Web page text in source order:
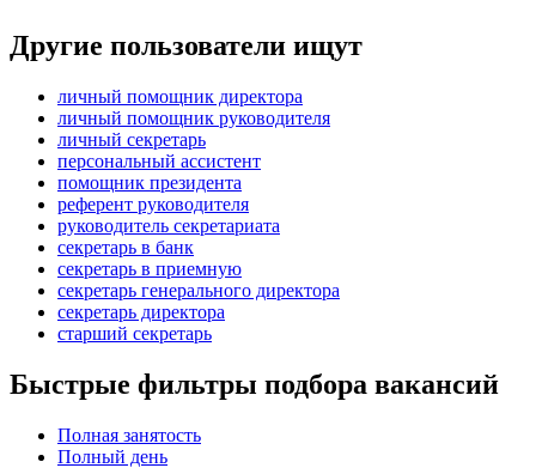
Другие пользователи ищут
личный помощник директора
личный помощник руководителя
личный секретарь
персональный ассистент
помощник президента
референт руководителя
руководитель секретариата
секретарь в банк
секретарь в приемную
секретарь генерального директора
секретарь директора
старший секретарь
Быстрые фильтры подбора вакансий
Полная занятость
Полный день